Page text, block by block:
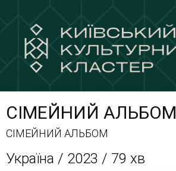
СІМЕЙНИЙ АЛЬБОМ
СІМЕЙНИЙ АЛЬБОМ
Україна / 2023 / 79 хв